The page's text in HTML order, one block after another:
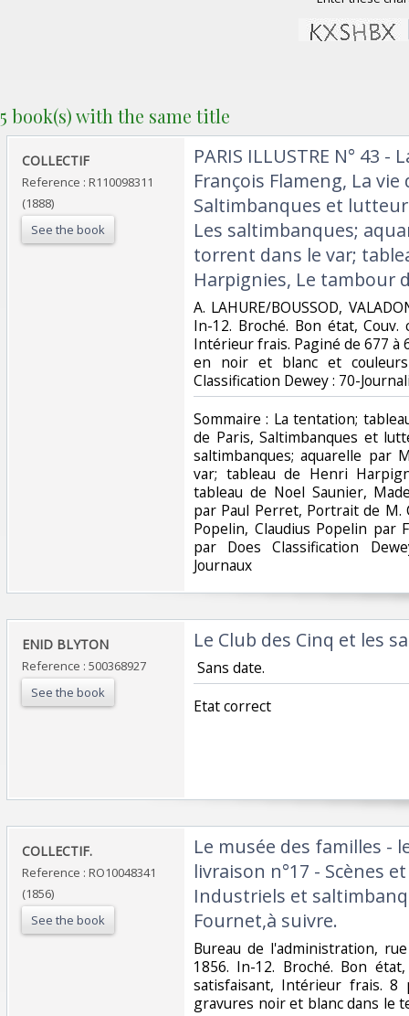
5 book(s) with the same title
‎COLLECTIF‎
Reference : R110098311
(1888)
See the book
‎PARIS ILLUSTRE N° 43
François Flameng, La vie
Saltimbanques et
Les saltimbanques;
torrent dans le var;
Harpignies, Le tambour
‎A. LAHURE/BOUSSOD,
In-12. Broché. Bon état, Couv.
Intérieur frais. Paginé de 677
en noir et blanc et
Classification Dewey : 70-
‎Sommaire : La tentation;
de Paris, Saltimbanques et
saltimbanques; aquarelle par
var; tableau de Henri
tableau de Noel Saunier,
par Paul Perret, Portrait de M.
Popelin, Claudius Popelin par
par Does Classification
Journaux‎
‎ENID BLYTON‎
Reference : 500368927
See the book
‎Le Club des Cinq et les
‎ Sans date.‎
‎Etat correct‎
‎COLLECTIF.‎
Reference : RO10048341
(1856)
See the book
‎Le musée des familles -
livraison n°17 - Scènes
Industriels et
Fournet,à suivre.‎
‎Bureau de l'administration,
1856. In-12. Broché. Bon
satisfaisant, Intérieur frais. 8
gravures noir et blanc dans le